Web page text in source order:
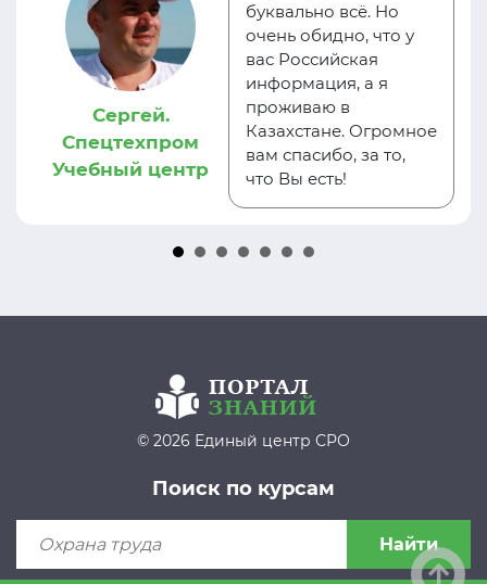
Сергей.
Спецтехпром
Учебный центр
буквально всё. Но
очень обидно, что у
вас Российская
информация, а я
проживаю в
Казахстане. Огромное
вам спасибо, за то,
что Вы есть!
© 2026 Единый центр СРО
Поиск по курсам
Найти